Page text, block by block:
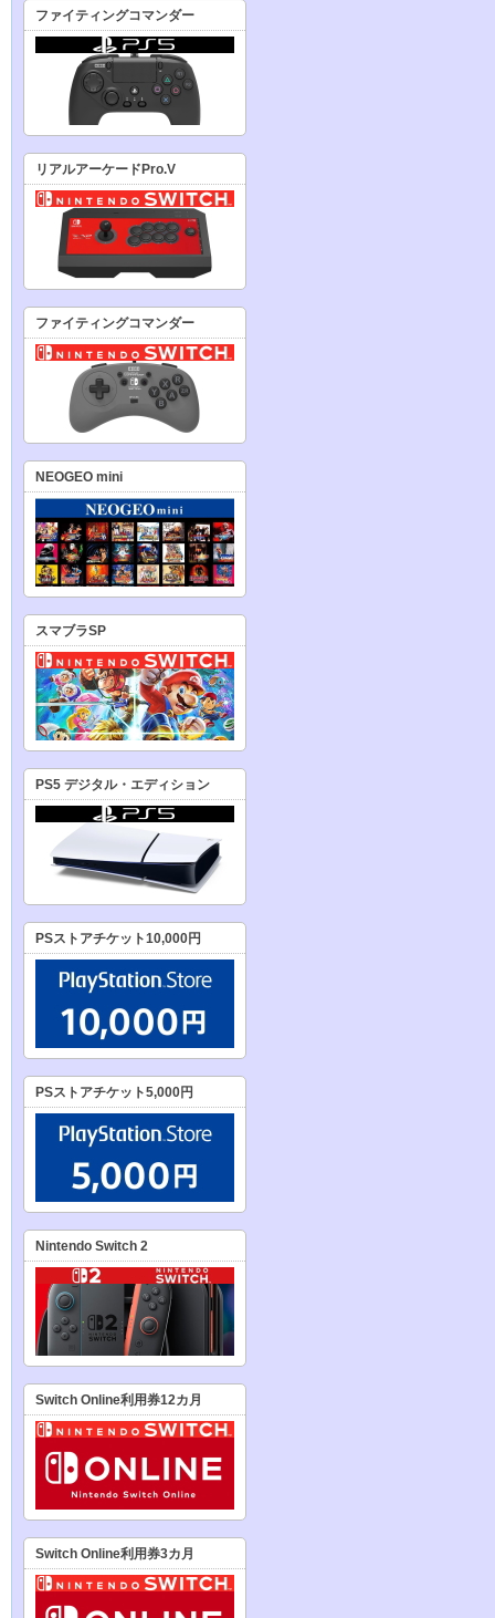
ファイティングコマンダー
リアルアーケードPro.V
ファイティングコマンダー
NEOGEO mini
スマブラSP
PS5 デジタル・エディション
PSストアチケット10,000円
PSストアチケット5,000円
Nintendo Switch 2
Switch Online利用券12カ月
Switch Online利用券3カ月